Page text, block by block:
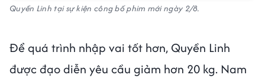
Quyền Linh tại sự kiện công bố phim mới ngày 2/8.
Để quá trình nhập vai tốt hơn, Quyền Linh
được đạo diễn yêu cầu giảm hơn 20 kg. Nam